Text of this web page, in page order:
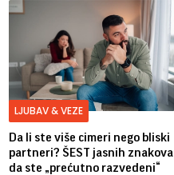
LJUBAV & VEZE
Da li ste više cimeri nego bliski
partneri? ŠEST jasnih znakova
da ste „prećutno razvedeni“